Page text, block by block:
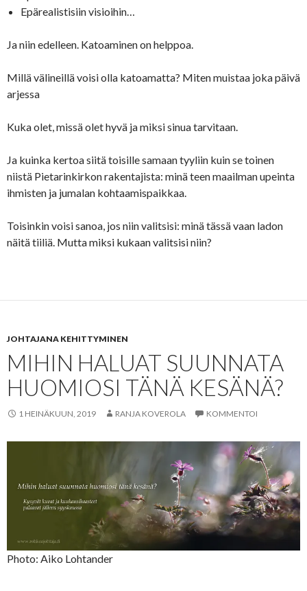
Epärealistisiin visioihin…
Ja niin edelleen. Katoaminen on helppoa.
Millä välineillä voisi olla katoamatta? Miten muistaa joka päivä
arjessa
Kuka olet, missä olet hyvä ja miksi sinua tarvitaan.
Ja kuinka kertoa siitä toisille samaan tyyliin kuin se toinen
niistä Pietarinkirkon rakentajista: minä teen maailman upeinta
ihmisten ja jumalan kohtaamispaikkaa.
Toisinkin voisi sanoa, jos niin valitsisi: minä tässä vaan ladon
näitä tiiliä. Mutta miksi kukaan valitsisi niin?
JOHTAJANA KEHITTYMINEN
MIHIN HALUAT SUUNNATA
HUOMIOSI TÄNÄ KESÄNÄ?
1 HEINÄKUUN, 2019 RANJA KOVEROLA KOMMENTOI
Photo: Aiko Lohtander